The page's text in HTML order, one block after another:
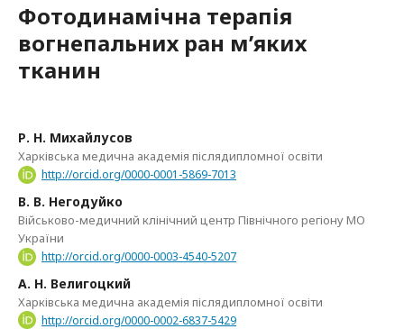
Фотодинамічна терапія
вогнепальних ран м’яких
тканин
Р. Н. Михайлусов
Харківська медична академія післядипломної освіти
http://orcid.org/0000-0001-5869-7013
В. В. Негодуйко
Військово-медичний клінічний центр Північного регіону МО
України
http://orcid.org/0000-0003-4540-5207
А. Н. Велигоцкий
Харківська медична академія післядипломної освіти
http://orcid.org/0000-0002-6837-5429